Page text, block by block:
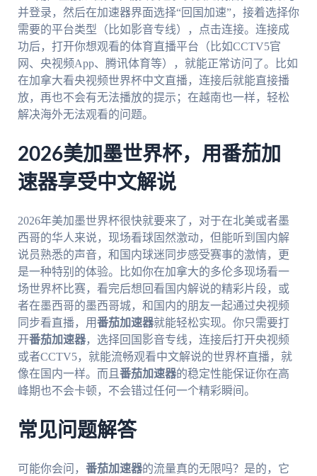
并登录，然后在加速器界面选择“回国加速”，接着选择你
需要的平台类型（比如影音专线），点击连接。连接成
功后，打开你想观看的体育直播平台（比如CCTV5官
网、央视频App、腾讯体育等），就能正常访问了。比如
在加拿大看央视频世界杯中文直播，连接后就能直接播
放，再也不会有无法播放的提示；在越南也一样，轻松
解决海外无法观看的问题。
2026美加墨世界杯，用番茄加
速器享受中文解说
2026年美加墨世界杯很快就要来了，对于在北美或者墨
西哥的华人来说，现场看球固然激动，但能听到国内解
说员熟悉的声音，和国内球迷同步感受赛事的激情，更
是一种特别的体验。比如你在加拿大的多伦多现场看一
场世界杯比赛，看完后想回看国内解说的精彩片段，或
者在墨西哥的墨西哥城，和国内的朋友一起通过央视频
同步看直播，用番茄加速器就能轻松实现。你只需要打
开番茄加速器，选择回国影音专线，连接后打开央视频
或者CCTV5，就能流畅观看中文解说的世界杯直播，就
像在国内一样。而且 番茄加速器的稳定性能保证你在高
峰期也不会卡顿，不会错过任何一个精彩瞬间。
常见问题解答
可能你会问， 番茄加速器的流量真的无限吗？是的，它